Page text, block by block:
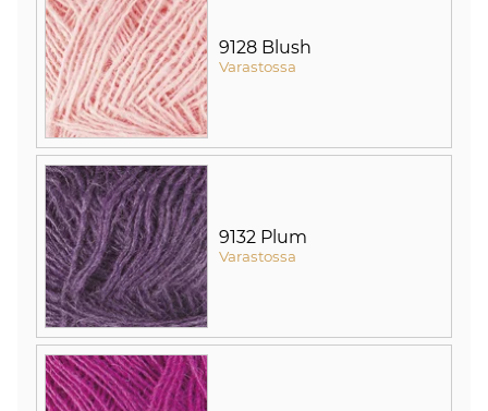
9128 Blush
Varastossa
9132 Plum
Varastossa